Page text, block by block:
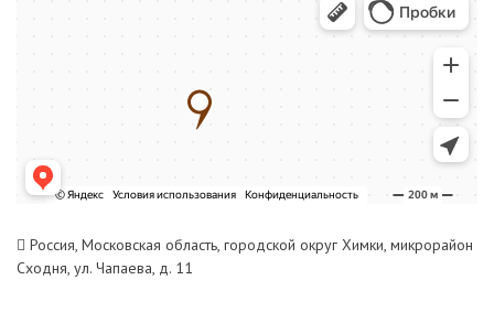
Россия, Московская область, городской округ Химки, микрорайон
Сходня, ул. Чапаева, д. 11